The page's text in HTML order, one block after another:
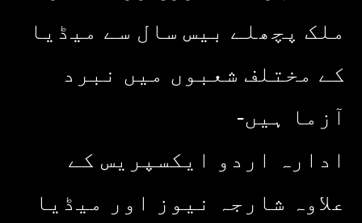
ملک پچھلے بیس سال سے میڈیا
کے مختلف شعبوں میں نبرد
آزما ہیں-
ادارہ اردو ایکسپریس کے
علاوہ شارجہ نیوز اور میڈیا